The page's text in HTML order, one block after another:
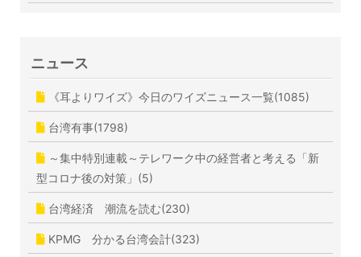
ニュース
《耳よりワイズ》今日のワイズニュース一覧(1085)
台湾有事(1798)
～集中特別連載～テレワーク中の経営者と考える「新
型コロナ後の対策」(5)
台湾経済 潮流を読む(230)
KPMG 分かる台湾会計(323)